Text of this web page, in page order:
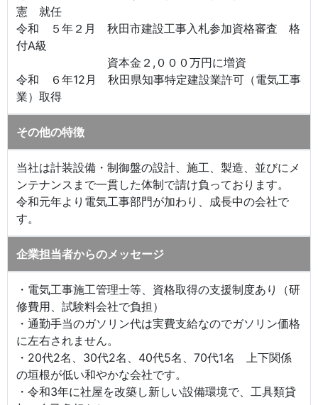
憲 就任
令和 ５年２月 秋田市建設工事入札参加資格審査 格
付A級
資本金２,０００万円に増資
令和 ６年12月 秋田県知事特定建設業許可（電気工事
業）取得
その他の特徴
当社は計装設備・制御盤の設計、施工、製造、並びにメ
ンテナンスまで一貫した体制で請け負っております。
令和元年より電気工事部門が加わり、成長中の会社で
す。
企業担当者からのメッセージ
・電気工事施工管理士等、資格取得の支援制度あり（研
修費用、試験料会社で負担）
・通勤手当のガソリン代は実費支給なのでガソリン価格
に左右されません。
・20代2名、30代2名、40代5名、70代1名 上下関係
の垣根が低い和やかな会社です。
・令和3年に社屋を改築し新しい設備環境で、工具類貸